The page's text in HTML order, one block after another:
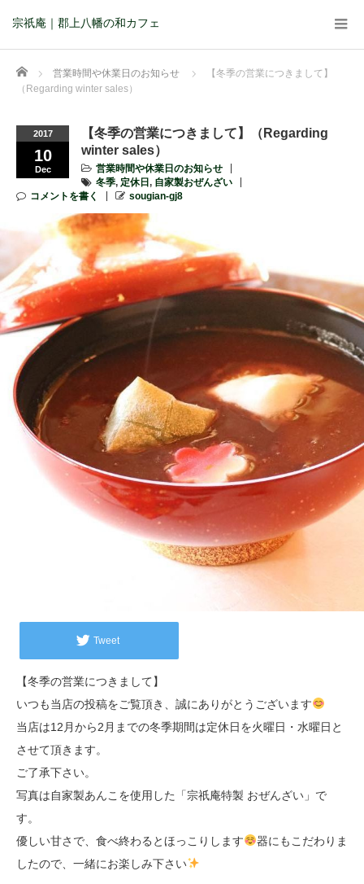
宗祇庵｜郡上八幡の和カフェ
Home 営業時間や休業日のお知らせ
【冬季の営業につきまして】
（Regarding winter sales）
2017
10
Dec
【冬季の営業につきまして】（Regarding
winter sales）
営業時間や休業日のお知らせ
冬季, 定休日 , 自家製おぜんざい
コメントを書く
sougian-gj8
Tweet
【冬季の営業につきまして】
いつも当店の投稿をご覧頂き、誠にありがとうございます
当店は12月から2月までの冬季期間は定休日を火曜日・水曜日と
させて頂きます。
ご了承下さい。
写真は自家製あんこを使用した「宗祇庵特製 おぜんざい」で
す。
優しい甘さで、食べ終わるとほっこりします
器にもこだわりま
したので、一緒にお楽しみ下さい